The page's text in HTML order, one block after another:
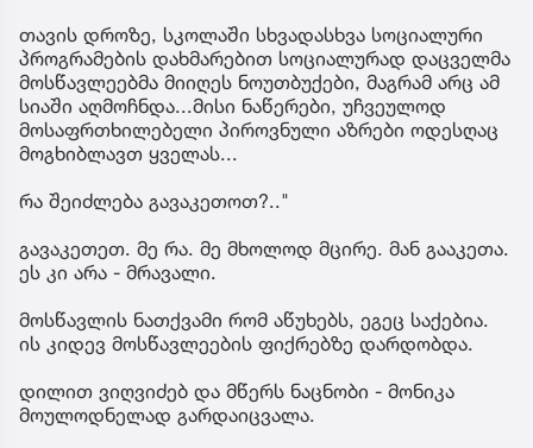
თავის დროზე, სკოლაში სხვადასხვა სოციალური
პროგრამების დახმარებით სოციალურად დაცველმა
მოსწავლეებმა მიიღეს ნოუთბუქები, მაგრამ არც ამ
სიაში აღმოჩნდა...მისი ნაწერები, უჩვეულოდ
მოსაფრთხილებელი პიროვნული აზრები ოდესღაც
მოგხიბლავთ ყველას...
რა შეიძლება გავაკეთოთ?.."
გავაკეთეთ. მე რა. მე მხოლოდ მცირე. მან გააკეთა.
ეს კი არა - მრავალი.
მოსწავლის ნათქვამი რომ აწუხებს, ეგეც საქებია.
ის კიდევ მოსწავლეების ფიქრებზე დარდობდა.
დილით ვიღვიძებ და მწერს ნაცნობი - მონიკა
მოულოდნელად გარდაიცვალა.